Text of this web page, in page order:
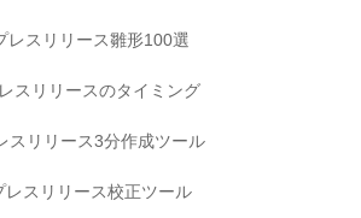
レスリリース雛形100選
スリリースのタイミング
スリリース3分作成ツール
レスリリース校正ツール